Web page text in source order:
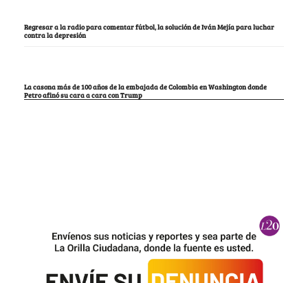
Regresar a la radio para comentar fútbol, la solución de Iván Mejía para luchar
contra la depresión
La casona más de 100 años de la embajada de Colombia en Washington donde
Petro afinó su cara a cara con Trump